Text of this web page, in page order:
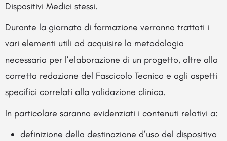
Dispositivi Medici stessi.
Durante la giornata di formazione verranno trattati i
vari elementi utili ad acquisire la metodologia
necessaria per l’elaborazione di un progetto, oltre alla
corretta redazione del Fascicolo Tecnico e agli aspetti
specifici correlati alla validazione clinica.
In particolare saranno evidenziati i contenuti relativi a:
definizione della destinazione d’uso del dispositivo